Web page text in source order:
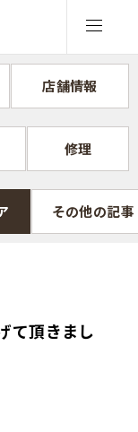
店舗情報
修理
その他の記事
て頂きまし